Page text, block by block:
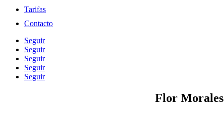
Tarifas
Contacto
Seguir
Seguir
Seguir
Seguir
Seguir
Flor Morales